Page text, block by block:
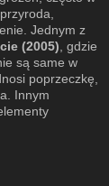
Jednym z
(2005) , gdzie
są same w
poprzeczkę,
Innym